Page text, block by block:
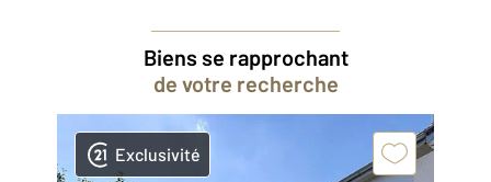
Biens se rapprochant
de votre recherche
Exclusivité